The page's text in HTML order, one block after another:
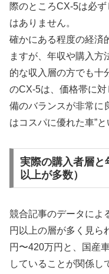
際のところCX-5は必ず
はありません。
確かにある程度の経済
ますが、年収や購入方
的な収入層の方でも十
のCX-5は、価格帯に
備のバランスが非常に
はコスパに優れた車”
実際の購入者層と
以上が多数）
競合記事のデータによ
円以上の層が多く見ら
円〜420万円と、国産
していることが関係し